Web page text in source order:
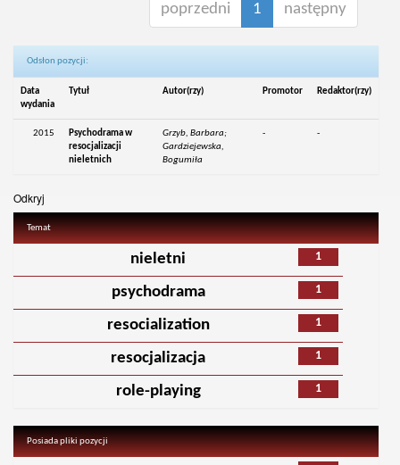
poprzedni 1 następny
Odsłon pozycji:
Data
wydania
Tytuł Autor(rzy) Promotor Redaktor(rzy)
2015
Psychodrama w
resocjalizacji
nieletnich
Grzyb, Barbara;
Gardziejewska,
Bogumiła
- -
Odkryj
Temat
1
nieletni
1
psychodrama
1
resocialization
1
resocjalizacja
1
role-playing
Posiada pliki pozycji